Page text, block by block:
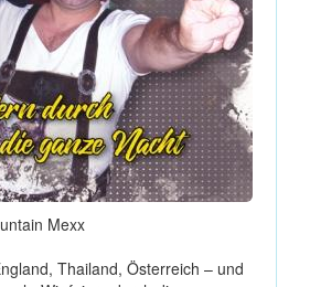
Mexx
Thailand, Österreich – und